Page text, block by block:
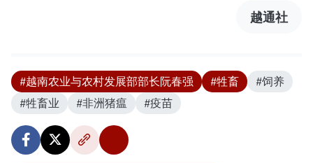
越通社
#越南农业与农村发展部部长阮春强 #牲畜
#饲养
#牲畜业
#非洲猪瘟 #疫苗